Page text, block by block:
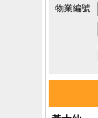
物業編號